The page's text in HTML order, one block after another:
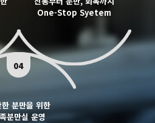
One-Stop Syetem
04
분만을 위한
분만실 운영